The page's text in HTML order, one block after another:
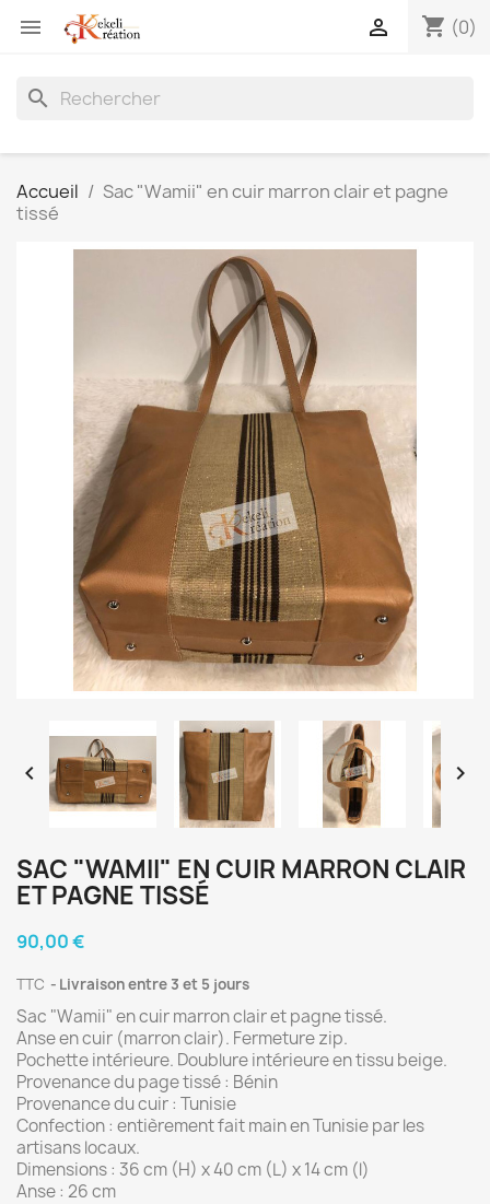
 shopping_cart (0)

search
Accueil
Sac "Wamii" en cuir marron clair et pagne
tissé
 
SAC "WAMII" EN CUIR MARRON CLAIR
ET PAGNE TISSÉ
90,00 €
TTC Livraison entre 3 et 5 jours
Sac "Wamii" en cuir marron clair et pagne tissé.
Anse en cuir (marron clair). Fermeture zip.
Pochette intérieure. Doublure intérieure en tissu beige.
Provenance du page tissé : Bénin
Provenance du cuir : Tunisie
Confection : entièrement fait main en Tunisie par les
artisans locaux.
Dimensions : 36 cm (H) x 40 cm (L) x 14 cm (l)
Anse : 26 cm